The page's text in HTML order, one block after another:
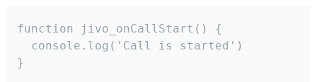
function jivo_onCallStart() {
  console.log('Call is started')
}